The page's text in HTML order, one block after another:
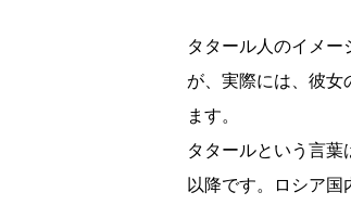
タタール人のイメ
が、実際には、彼女
ます。
タタールという言
以降です。ロシア国